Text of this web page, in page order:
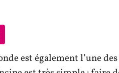
est également l’une